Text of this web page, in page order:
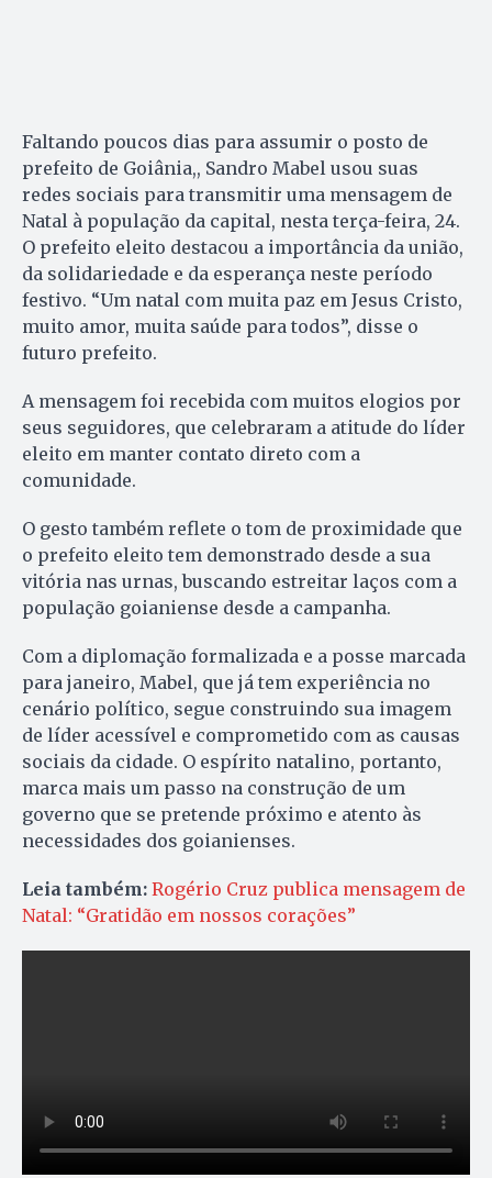
Faltando poucos dias para assumir o posto de
prefeito de Goiânia,, Sandro Mabel usou suas
redes sociais para transmitir uma mensagem de
Natal à população da capital, nesta terça-feira, 24.
O prefeito eleito destacou a importância da união,
da solidariedade e da esperança neste período
festivo. “Um natal com muita paz em Jesus Cristo,
muito amor, muita saúde para todos”, disse o
futuro prefeito.
A mensagem foi recebida com muitos elogios por
seus seguidores, que celebraram a atitude do líder
eleito em manter contato direto com a
comunidade.
O gesto também reflete o tom de proximidade que
o prefeito eleito tem demonstrado desde a sua
vitória nas urnas, buscando estreitar laços com a
população goianiense desde a campanha.
Com a diplomação formalizada e a posse marcada
para janeiro, Mabel, que já tem experiência no
cenário político, segue construindo sua imagem
de líder acessível e comprometido com as causas
sociais da cidade. O espírito natalino, portanto,
marca mais um passo na construção de um
governo que se pretende próximo e atento às
necessidades dos goianienses.
Leia também: Rogério Cruz publica mensagem de
Natal: “Gratidão em nossos corações”